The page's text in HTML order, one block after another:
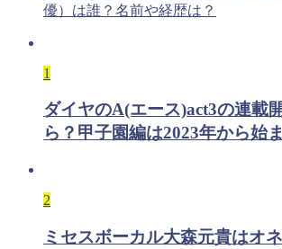
優）は誰？名前や経歴は？
1
ダイヤのA(エース)act3の連載
ら？甲子園編は2023年から始
2
ミセスボーカル大森元貴はオ